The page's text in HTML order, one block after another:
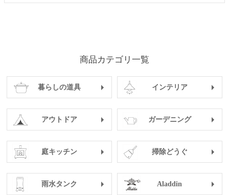
商品カテゴリ一覧
暮らしの道具 インテリア
アウトドア ガーデニング
庭キッチン 掃除どうぐ
雨水タンク Aladdin